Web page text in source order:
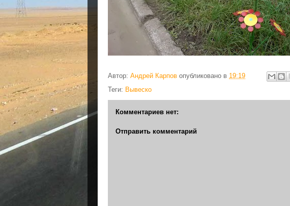
Автор: Андрей Карпов опубликовано в 19:19
Теги: Вывеско
Комментариев нет:
Отправить комментарий